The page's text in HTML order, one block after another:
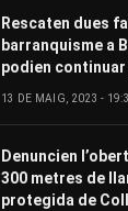
Rescaten dues
barranquisme a
podien
13 DE MAIG, 2023 -
Denuncien
300 metres de
protegida de